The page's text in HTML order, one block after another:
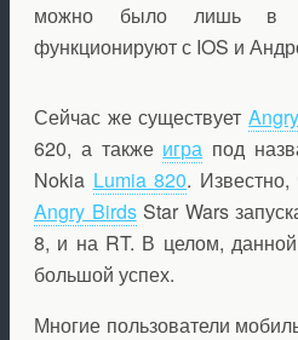
можно было лишь в
функционируют с IOS и
Сейчас же существует
620, а также игра под
Nokia Lumia 820.
Angry BirdsStar Wars
8, и на RT. В целом,
большой успех.
Многие пользователи